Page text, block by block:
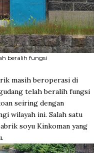
beralih fungsi
masih beroperasi di
telah beralih fungsi
seiring dengan
wilayah ini. Salah satu
soyu Kinkoman yang